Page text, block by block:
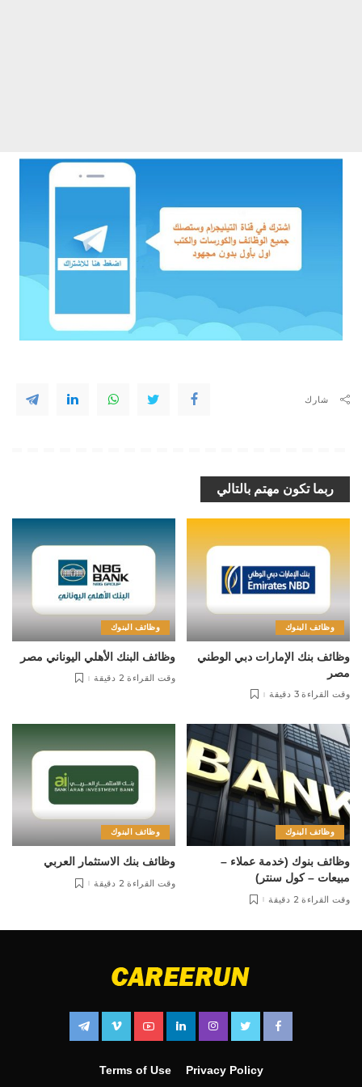
شارك
ربما تكون مهتم بالتالي
وظائف البنوك
وظائف بنك الإمارات دبي الوطني
مصر
وقت القراءة 3 دقيقة
وظائف البنوك
وظائف البنك الأهلي اليوناني مصر
وقت القراءة 2 دقيقة
وظائف البنوك
وظائف بنوك (خدمة عملاء –
مبيعات – كول سنتر)
وقت القراءة 2 دقيقة
وظائف البنوك
وظائف بنك الاستثمار العربي
وقت القراءة 2 دقيقة
Privacy Policy
Terms of Use